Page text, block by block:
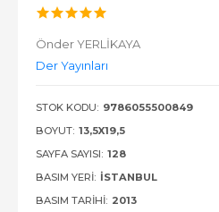
Önder YERLİKAYA
Der Yayınları
STOK KODU: 9786055500849
BOYUT: 13,5X19,5
SAYFA SAYISI: 128
BASIM YERI: İSTANBUL
BASIM TARIHI: 2013